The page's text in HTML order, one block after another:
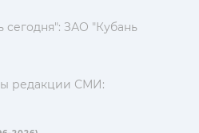
ЗАО "Кубань
редакции СМИ: